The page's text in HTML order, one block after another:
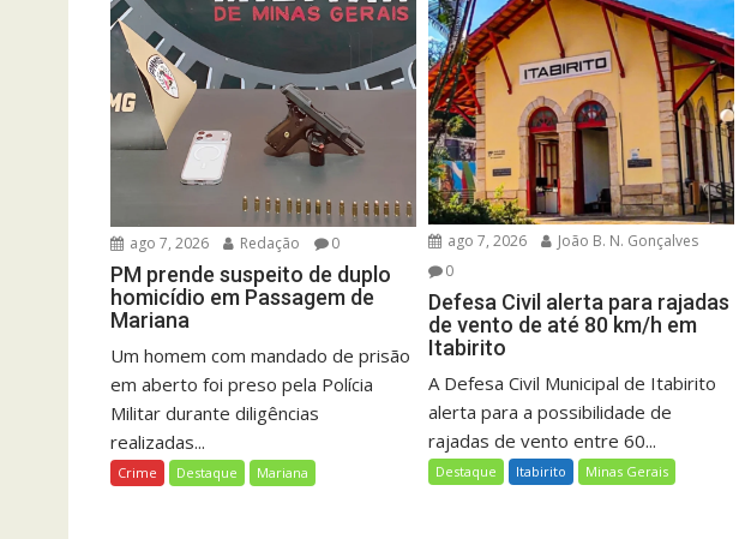
ago 7, 2026 Redação 0
PM prende suspeito de duplo
homicídio em Passagem de
Mariana
Um homem com mandado de prisão
em aberto foi preso pela Polícia
Militar durante diligências
realizadas...
Crime Destaque Mariana
ago 7, 2026
João B. N. Gonçalves
0
Defesa Civil alerta para rajadas
de vento de até 80 km/h em
Itabirito
A Defesa Civil Municipal de Itabirito
alerta para a possibilidade de
rajadas de vento entre 60...
Destaque Itabirito Minas Gerais